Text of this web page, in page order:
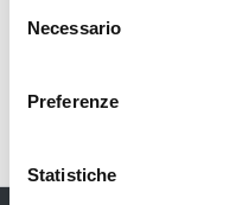
delNecessario
Preferenze
Statistiche
Fatturazione Passiva SM